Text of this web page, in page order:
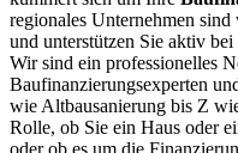
regionales Unternehmen
und unterstützen Sie aktiv
Wir sind ein professionelles
Baufinanzierungsexperten
wie Altbausanierung bis Z
Rolle, ob Sie ein Haus oder
oder ob es um die